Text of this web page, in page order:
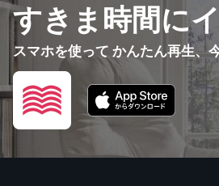
すきま時間に
スマホを使って かんたん再生、